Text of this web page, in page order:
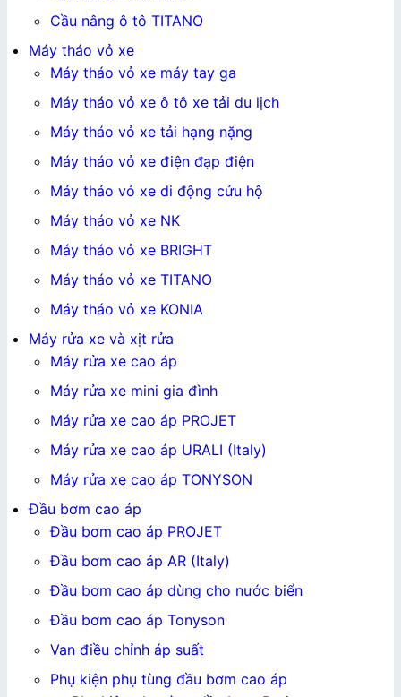
Cầu nâng ô tô TITANO
Máy tháo vỏ xe
Máy tháo vỏ xe máy tay ga
Máy tháo vỏ xe ô tô xe tải du lịch
Máy tháo vỏ xe tải hạng nặng
Máy tháo vỏ xe điện đạp điện
Máy tháo vỏ xe di động cứu hộ
Máy tháo vỏ xe NK
Máy tháo vỏ xe BRIGHT
Máy tháo vỏ xe TITANO
Máy tháo vỏ xe KONIA
Máy rửa xe và xịt rửa
Máy rửa xe cao áp
Máy rửa xe mini gia đình
Máy rửa xe cao áp PROJET
Máy rửa xe cao áp URALI (Italy)
Máy rửa xe cao áp TONYSON
Đầu bơm cao áp
Đầu bơm cao áp PROJET
Đầu bơm cao áp AR (Italy)
Đầu bơm cao áp dùng cho nước biển
Đầu bơm cao áp Tonyson
Van điều chỉnh áp suất
Phụ kiện phụ tùng đầu bơm cao áp